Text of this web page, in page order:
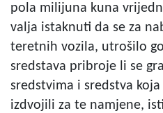
pola milijuna kuna
valja istaknuti da se za
teretnih vozila, utrošilo
sredstava pribroje li se
sredstvima i sredstva
izdvojili za te namjene,